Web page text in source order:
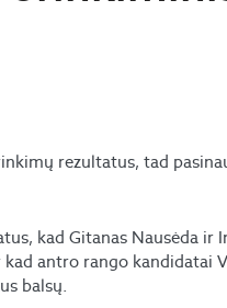
rezultatus, tad
kad Gitanas Nausėda ir
kad antro rango kandidatai
balsų.